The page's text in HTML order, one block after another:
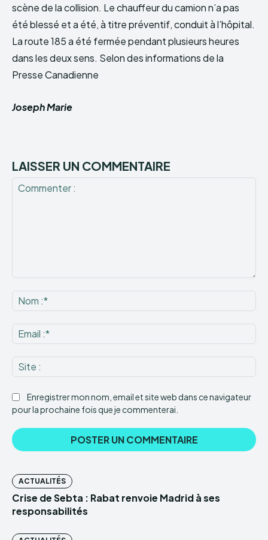
scène de la collision. Le chauffeur du camion n’a pas
été blessé et a été, à titre préventif, conduit à l’hôpital.
La route 185 a été fermée pendant plusieurs heures
dans les deux sens. Selon des informations de la
Presse Canadienne
Joseph Marie
LAISSER UN COMMENTAIRE
:*
:*
:
Enregistrer mon nom, email et site web dans ce navigateur
pour la prochaine fois que je commenterai.
ACTUALITÉS
Crise de Sebta : Rabat renvoie Madrid à ses
responsabilités